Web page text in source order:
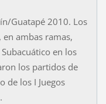
Guatapé 2010. Los
ambas ramas,
en los
los partidos de
de los I Juegos